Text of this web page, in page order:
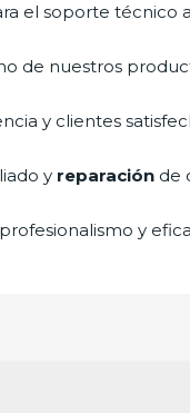
el soporte técnico
de nuestros
y clientes
y reparación de
y